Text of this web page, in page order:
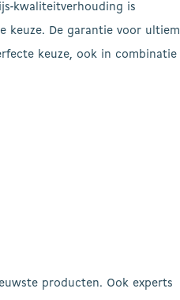
kwaliteitverhouding is
keuze. De garantie voor ultiem
keuze, ook in combinatie
producten. Ook experts